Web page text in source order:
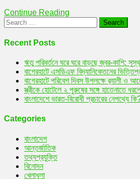
Continue Reading
Search
for:
Recent Posts
ঋতু পরিবর্তনে ঘরে ঘরে বাড়ছে জ্বর-কাশি:
বাগেরহাটে এসডিএফ বিদ্যানিকেতনের
বাগেরহাটে পরিবেশ দিবস উপলক্ষে র‌্যালী ও
স্ত্রীকে হোটেলে ২ পুরুষের সঙ্গে হাতেনাতে
বাংলাদেশে ভারত-বিরোধী প্রচারের নেপথ্যে
Categories
বাংলাদেশ
আন্তর্জাতিক
তথ্যপ্রযুক্তি
বিনোদন
খেলাধুলা